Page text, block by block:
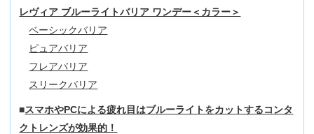
レヴィア ブルーライトバリア ワンデー＜カラー＞
ベーシックバリア
ピュアバリア
フレアバリア
スリークバリア
スマホやPCによる疲れ目はブルーライトをカットするコンタ
クトレンズが効果的！